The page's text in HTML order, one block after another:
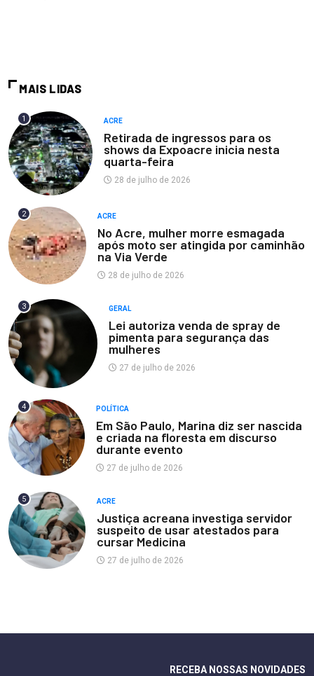
MAIS LIDAS
1 ACRE
Retirada de ingressos para os
shows da Expoacre inicia nesta
quarta-feira
28 de julho de 2026
2 ACRE
No Acre, mulher morre esmagada
após moto ser atingida por caminhão
na Via Verde
28 de julho de 2026
3 GERAL
Lei autoriza venda de spray de
pimenta para segurança das
mulheres
27 de julho de 2026
4 POLÍTICA
Em São Paulo, Marina diz ser nascida
e criada na floresta em discurso
durante evento
27 de julho de 2026
5 ACRE
Justiça acreana investiga servidor
suspeito de usar atestados para
cursar Medicina
27 de julho de 2026
RECEBA NOSSAS NOVIDADES